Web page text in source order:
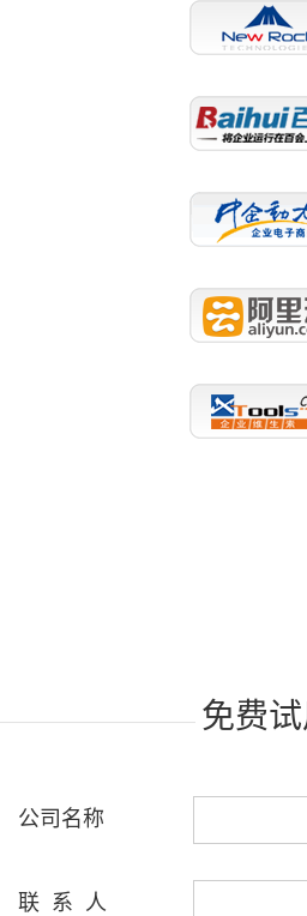
免费试
公司名称
联 系 人